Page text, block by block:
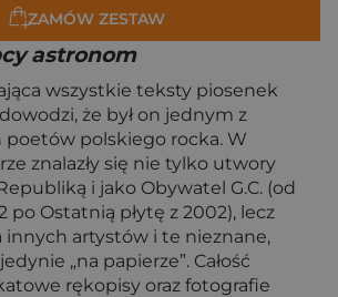
ZAMÓW ZESTAW
astronom
wszystkie teksty piosenek
że był on jednym z
poetów polskiego rocka. W
znalazły się nie tylko utwory
i jako Obywatel G.C. (od
po Ostatnią płytę z 2002), lecz
innych artystów i te nieznane,
„na papierze”. Całość
rękopisy oraz fotografie